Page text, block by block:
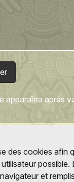
apparaîtra après
des cookies afin
et